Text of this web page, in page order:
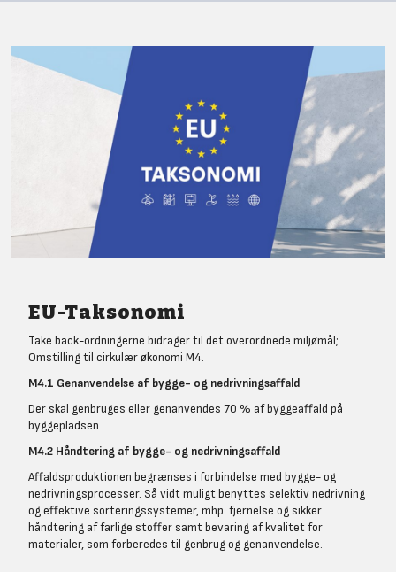
EU-Taksonomi
Take back-ordningerne bidrager til det overordnede miljømål;
Omstilling til cirkulær økonomi M4.
M4.1 Genanvendelse af bygge- og nedrivningsaffald
Der skal genbruges eller genanvendes 70 % af byggeaffald på
byggepladsen.
M4.2 Håndtering af bygge- og nedrivningsaffald
Affaldsproduktionen begrænses i forbindelse med bygge- og
nedrivningsprocesser. Så vidt muligt benyttes selektiv nedrivning
og effektive sorteringssystemer, mhp. fjernelse og sikker
håndtering af farlige stoffer samt bevaring af kvalitet for
materialer, som forberedes til genbrug og genanvendelse.